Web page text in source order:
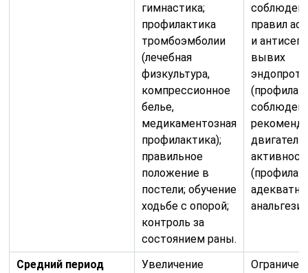
гимнастика;
профилактика
тромбоэмболии
(лечебная
физкультура,
компрессионное
белье,
медикаментозная
профилактика);
правильное
положение в
постели; обучение
ходьбе с опорой;
контроль за
состоянием раны.
правил
и
вывих
Средний период
Увеличение